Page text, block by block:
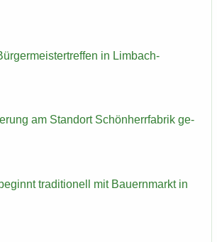
in Limbach-​
am Stand­ort Schön­herr­fa­brik ge­
tra­di­tio­nell mit Bau­ern­markt in